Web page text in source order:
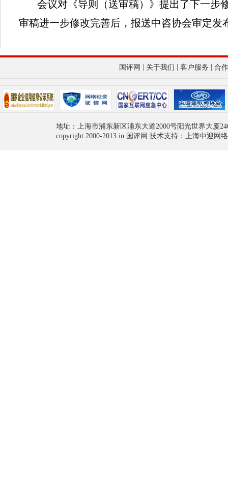
会议对《导则（送审稿）》提出了下一步
审稿进一步修改完善后，报送中咨协会审定发
国评网 关于我们 客户服务 合
地址：上海市浦东新区浦东大道2000号阳光世界大厦
copyright 2000-2013 in 国评网 技术支持：上海中迎